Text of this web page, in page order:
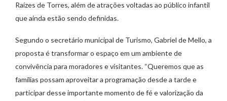
Raízes de Torres, além de atrações voltadas ao público infantil
que ainda estão sendo definidas.
Segundo o secretário municipal de Turismo, Gabriel de Mello, a
proposta é transformar o espaço em um ambiente de
convivência para moradores e visitantes. “Queremos que as
famílias possam aproveitar a programação desde a tarde e
participar desse importante momento de fé e valorização da